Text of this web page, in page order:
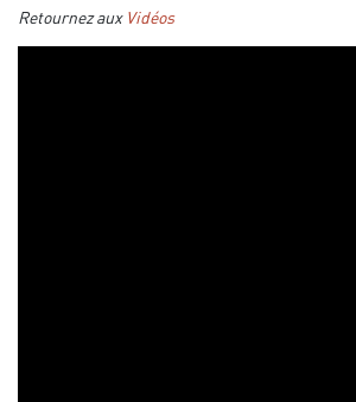
Retournez aux Vidéos